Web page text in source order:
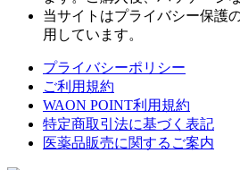
当サイトはプライバシー保護
用しています。
プライバシーポリシー
ご利用規約
WAON POINT利用規約
特定商取引法に基づく表記
医薬品販売に関するご案内